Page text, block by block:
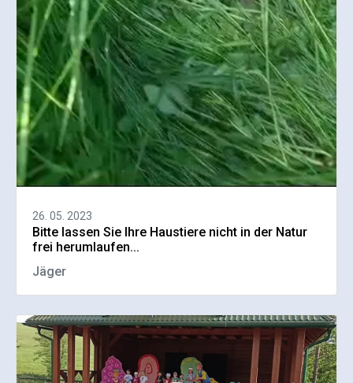
26. 05. 2023
Bitte lassen Sie Ihre Haustiere nicht in der Natur
frei herumlaufen...
Jäger